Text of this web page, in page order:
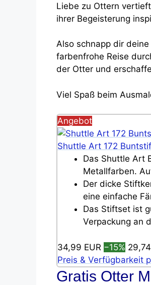
Liebe zu Ottern
ihrer Begeisterung
Also schnapp dir
farbenfrohe Reise
der Otter und
Viel Spaß beim
Angebot
Shuttle Art 172
Das Shuttle Art
Metallfarben.
Der dicke
eine einfache
Das Stiftset ist
Verpackung an
34,99 EUR −15%
Preis & Verfügbarkeit
Gratis Otter